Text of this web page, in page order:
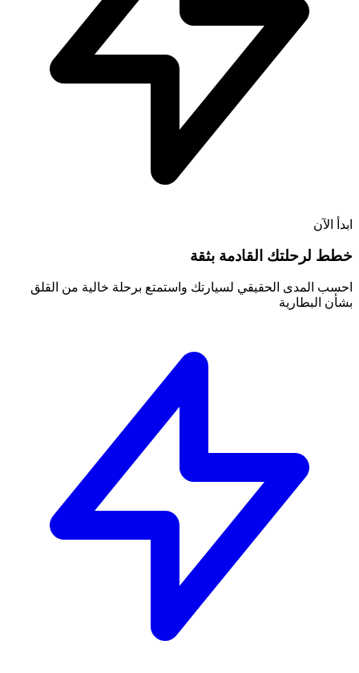
ابدأ الآن
خطط لرحلتك القادمة بثقة
احسب المدى الحقيقي لسيارتك واستمتع برحلة خالية من القلق
بشأن البطارية